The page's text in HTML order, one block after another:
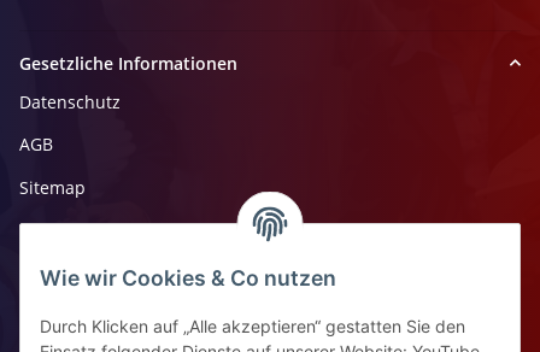
Wie wir Cookies & Co nutzen
Durch Klicken auf „Alle akzeptieren“ gestatten Sie den
Gesetzliche Informationen
Datenschutz
AGB
Sitemap
Impressum
Widerrufsrecht